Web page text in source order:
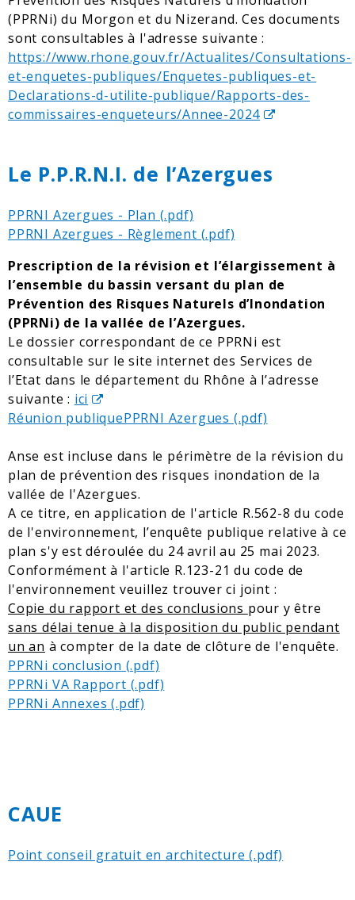
(PPRNi) du Morgon et du Nizerand. Ces documents
sont consultables à l'adresse suivante :
https://www.rhone.gouv.fr/Actualites/Consultations-
et-enquetes-publiques/Enquetes-publiques-et-
Declarations-d-utilite-publique/Rapports-des-
commissaires-enqueteurs/Annee-2024
Le P.P.R.N.I. de l’Azergues
PPRNI Azergues - Plan
PPRNI Azergues - Règlement
Prescription de la révision et l’élargissement à
l’ensemble du bassin versant du plan de
Prévention des Risques Naturels d’Inondation
(PPRNi) de la vallée de l’Azergues.
Le dossier correspondant de ce PPRNi est
consultable sur le site internet des Services de
l’Etat dans le département du Rhône à l’adresse
suivante : ici
Réunion publiquePPRNI Azergues
Anse est incluse dans le périmètre de la révision du
plan de prévention des risques inondation de la
vallée de l'Azergues.
A ce titre, en application de l'article R.562-8 du code
de l'environnement, l’enquête publique relative à ce
plan s'y est déroulée du 24 avril au 25 mai 2023.
Conformément à l'article R.123-21 du code de
l'environnement veuillez trouver ci joint :
Copie du rapport et des conclusions pour y être
sans délai tenue à la disposition du public pendant
un an à compter de la date de clôture de l'enquête.
PPRNi conclusion
PPRNi VA Rapport
PPRNi Annexes
CAUE
Point conseil gratuit en architecture